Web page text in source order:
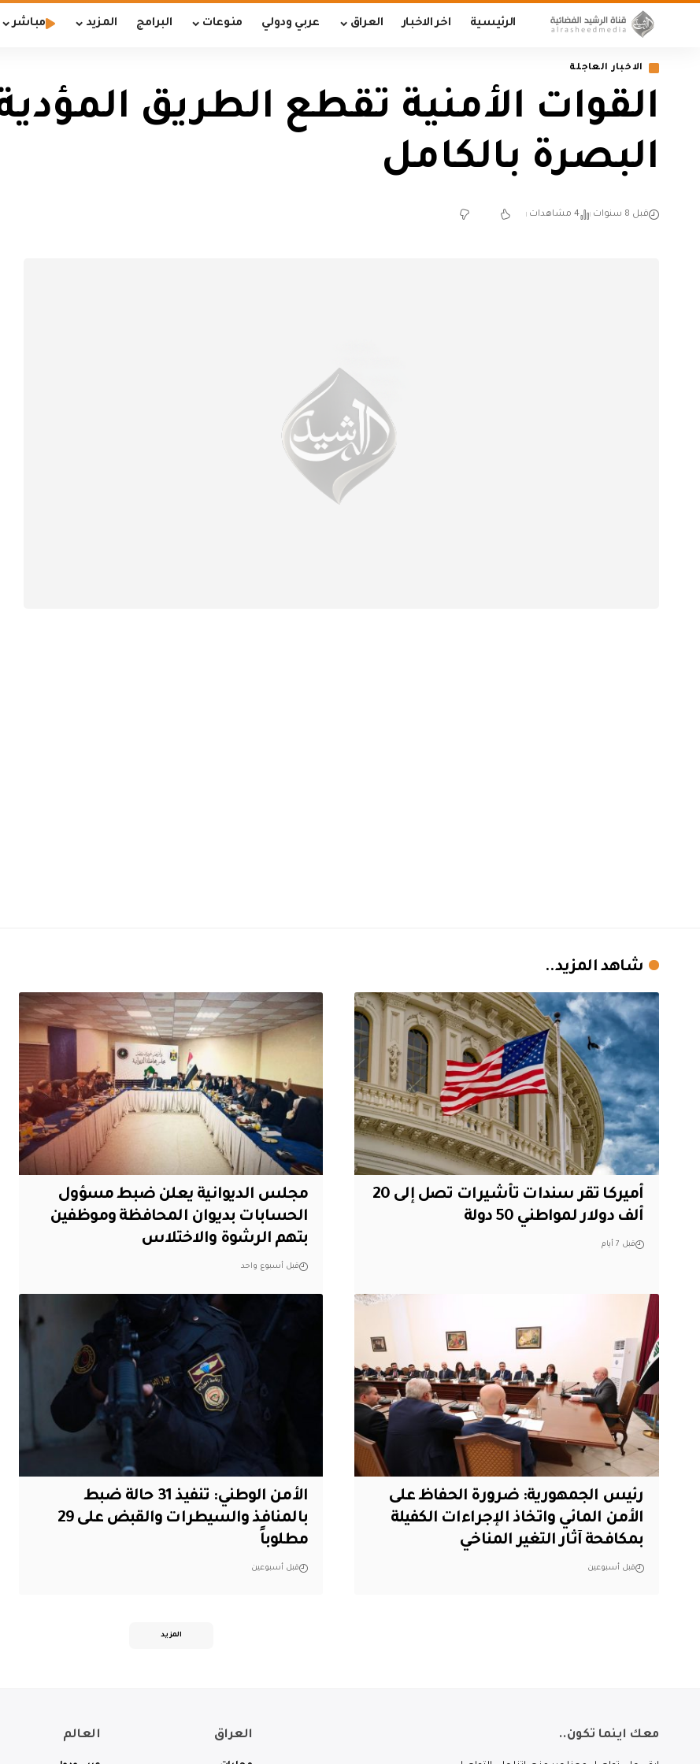
الرئيسية اخر الاخبار العراق عربي ودولي منوعات البرامج المزيد مباشر
الاخبار العاجلة
القوات الأمنية تقطع الطريق
البصرة بالكامل
قبل 8 سنوات 4 مشاهدات
شاهد المزيد..
أميركا تقر سندات تأشيرات تصل إلى 20
ألف دولار لمواطني 50 دولة
قبل 7 أيام
مجلس الديوانية يعلن ضبط مسؤول
الحسابات بديوان المحافظة وموظفين
بتهم الرشوة والاختلاس
قبل أسبوع واحد
رئيس الجمهورية: ضرورة الحفاظ على
الأمن المائي واتخاذ الإجراءات الكفيلة
بمكافحة آثار التغير المناخي
قبل أسبوعين
الأمن الوطني: تنفيذ 31 حالة ضبط
بالمنافذ والسيطرات والقبض على 29
مطلوباً
قبل أسبوعين
المزيد
معك اينما تكون.. العراق العالم